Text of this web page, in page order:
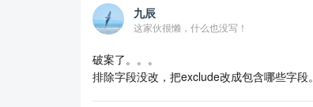
九辰
这家伙很懒，什么也没写！
破案了。。。
排除字段没改，把exclude改成包含哪些字段。